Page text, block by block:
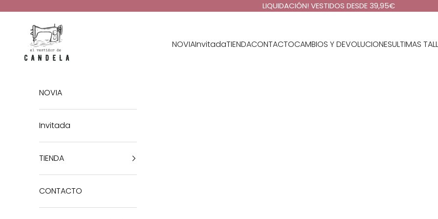
LIQUIDACIÓN! VESTIDOS DESDE 39,95€
El Vestidor de CandelaNOVIAInvitadaTIENDACONTACTOCAMBIOS Y DEVOLUCIONESULTIMAS
NOVIA
Invitada
TIENDA
CONTACTO